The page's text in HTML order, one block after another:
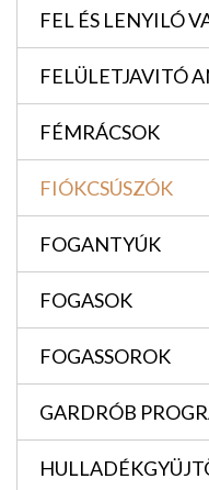
FEL ÉS LENYILÓ
FELÜLETJAVITÓ
FÉMRÁCSOK
FIÓKCSÚSZÓK
FOGANTYÚK
FOGASOK
FOGASSOROK
GARDRÓB